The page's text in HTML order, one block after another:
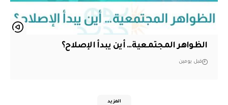
الظواهر المجتمعية… أين يبدأ الإصلاح؟
قبل يومين
المزيد